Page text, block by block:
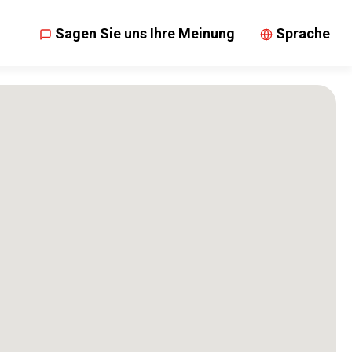
Sagen Sie uns Ihre Meinung Sprache